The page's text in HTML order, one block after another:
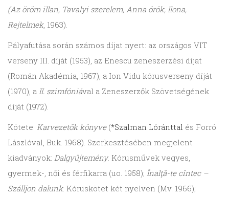
(Az öröm illan, Tavalyi szerelem, Anna örök, Ilona,
Rejtelmek, 1963).
Pályafutása során számos díjat nyert: az országos VIT
verseny III. díját (1953), az Enescu zeneszerzési díjat
(Román Akadémia, 1967), a Ion Vidu kórusverseny díját
(1970), a II. szimfóniával a Zeneszerzők Szövetségének
díját (1972).
Kötete: Karvezetők könyve(*Szalman Lóránttal és Forró
Lászlóval, Buk. 1968). Szerkesztésében megjelent
kiadványok: Dalgyűjtemény. Kórusművek vegyes,
gyermek-, női és férfikarra (uo. 1958); Înalţă-te cîntec –
Szálljon dalunk. Kóruskötet két nyelven (Mv. 1966);